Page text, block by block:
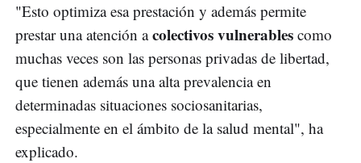
"Esto optimiza esa prestación y además permite
prestar una atención acolectivos vulnerables como
muchas veces son las personas privadas de libertad,
que tienen además una alta prevalencia en
determinadas situaciones sociosanitarias,
especialmente en el ámbito de la salud mental", ha
explicado.